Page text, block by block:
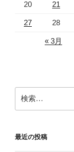
20 21
27 28
« 3月
索:
最近の投稿